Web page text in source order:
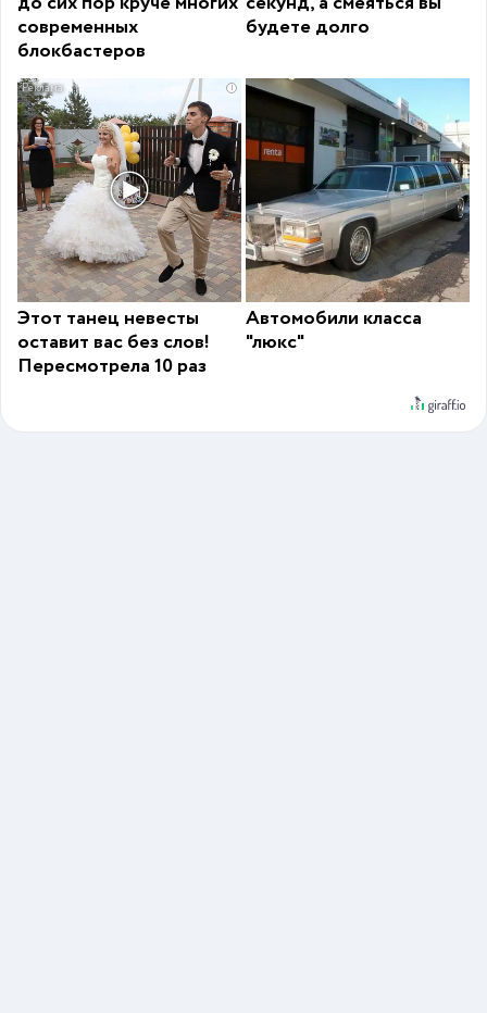
современных
блокбастеров
будете долго
i
Этот танец невесты
оставит вас без слов!
Пересмотрела 10 раз
Автомобили класса
"люкс"